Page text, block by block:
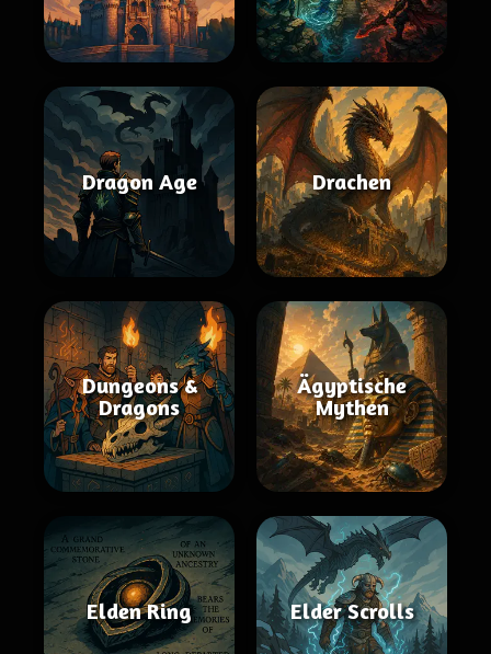
Dragon Age Drachen
Dungeons &
Dragons
Ägyptische
Mythen
Elden Ring Elder Scrolls